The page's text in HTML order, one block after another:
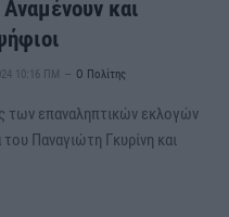
και
10:16 ΠΜ Ο Πολίτης
των επαναληπτικών εκλογών
του Παναγιώτη Γκυρίνη και